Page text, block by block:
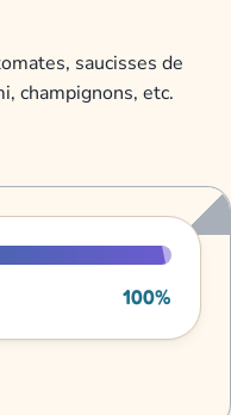
saucisses de
champignons, etc.
100%